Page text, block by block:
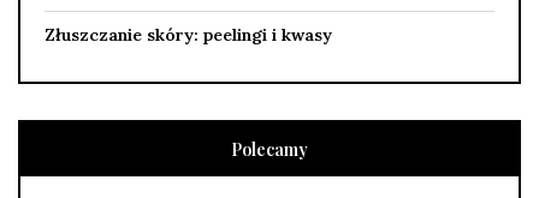
Złuszczanie skóry: peelingi i kwasy
Polecamy